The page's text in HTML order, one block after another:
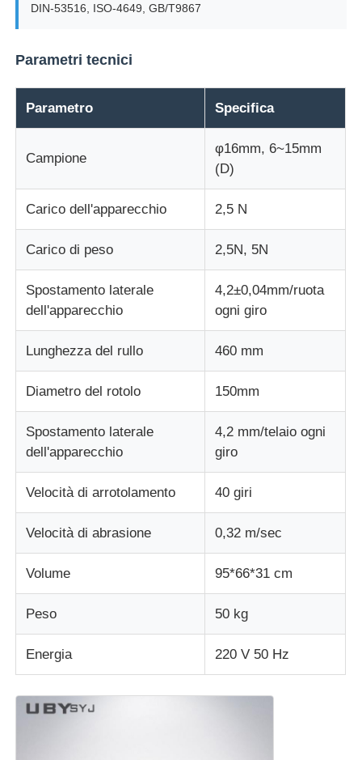
apparecchiatura di collaudo di gomma
Attrezzature per la prova dei materiali da costruzione
Apparecchiature per la prova degli imballaggi
Attrezzature per la prova degli adesivi
Regolatore di umidità e di temperatura
DIN-53516, ISO-4649, GB/T9867
Parametri tecnici
Parametro Specifica
Campione
φ16mm, 6~15mm
(D)
Carico dell'apparecchio 2,5 N
Carico di peso 2,5N, 5N
Spostamento laterale
dell'apparecchio
4,2±0,04mm/ruota
ogni giro
Lunghezza del rullo 460 mm
Diametro del rotolo 150mm
Spostamento laterale
dell'apparecchio
4,2 mm/telaio ogni
giro
Velocità di arrotolamento 40 giri
Velocità di abrasione 0,32 m/sec
Volume 95*66*31 cm
Peso 50 kg
Energia 220 V 50 Hz